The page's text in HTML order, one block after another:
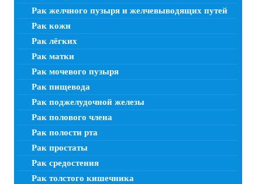
Рак желчного пузыря и желчевыводящих путей
Рак кожи
Рак лёгких
Рак матки
Рак мочевого пузыря
Рак пищевода
Рак поджелудочной железы
Рак полового члена
Рак полости рта
Рак простаты
Рак средостения
Рак толстого кишечника